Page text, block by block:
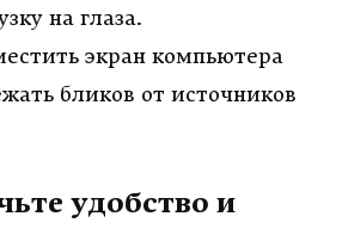
на глаза.
экран компьютера
бликов от источников
удобство и